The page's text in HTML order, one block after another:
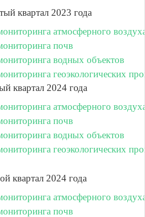
квартал 2023 года
атмосферного
почв
водных объектов
геоэкологических
квартал 2024 года
атмосферного
почв
водных объектов
геоэкологических
квартал 2024 года
атмосферного
почв